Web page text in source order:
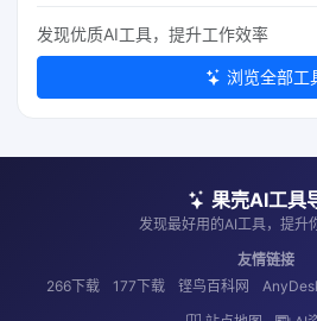
发现优质AI工具，提升工作效率
浏览全部工
果壳AI工具
发现最好用的AI工具，提升
友情链接
266下载
177下载 铿鸟百科网